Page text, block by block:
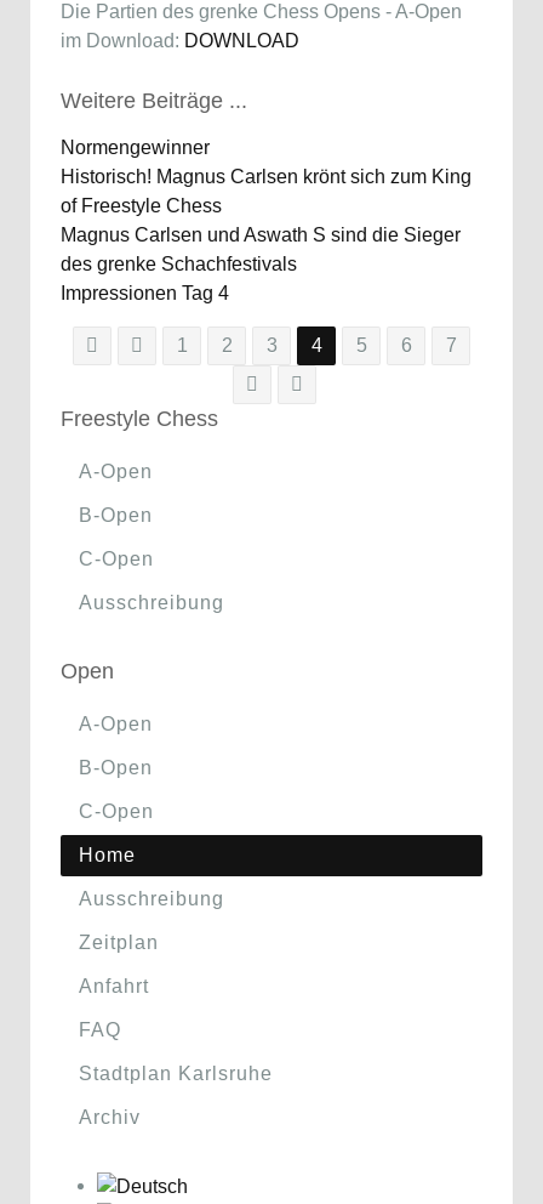
Die Partien des grenke Chess Opens - A-Open
im Download: DOWNLOAD
Weitere Beiträge ...
Normengewinner
Historisch! Magnus Carlsen krönt sich zum King
of Freestyle Chess
Magnus Carlsen und Aswath S sind die Sieger
des grenke Schachfestivals
Impressionen Tag 4
1 2 3 4 5 6 7
Freestyle Chess
A-Open
B-Open
C-Open
Ausschreibung
Open
A-Open
B-Open
C-Open
Home
Ausschreibung
Zeitplan
Anfahrt
FAQ
Stadtplan Karlsruhe
Archiv